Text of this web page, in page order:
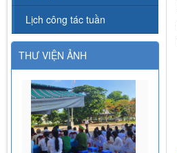
Lịch công tác tuần
THƯ VIỆN ẢNH